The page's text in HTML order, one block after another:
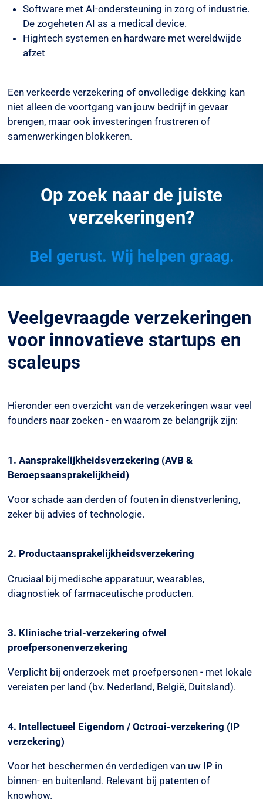
Software met AI-ondersteuning in zorg of industrie.
De zogeheten AI as a medical device.
Hightech systemen en hardware met wereldwijde
afzet
Een verkeerde verzekering of onvolledige dekking kan
niet alleen de voortgang van jouw bedrijf in gevaar
brengen, maar ook investeringen frustreren of
samenwerkingen blokkeren.
Op zoek naar de juiste
verzekeringen?
Bel gerust. Wij helpen graag.
Veelgevraagde verzekeringen
voor innovatieve startups en
scaleups
Hieronder een overzicht van de verzekeringen waar veel
founders naar zoeken - en waarom ze belangrijk zijn:
1. Aansprakelijkheidsverzekering (AVB &
Beroepsaansprakelijkheid)
Voor schade aan derden of fouten in dienstverlening,
zeker bij advies of technologie.
2. Productaansprakelijkheidsverzekering
Cruciaal bij medische apparatuur, wearables,
diagnostiek of farmaceutische producten.
3. Klinische trial-verzekering ofwel
proefpersonenverzekering
Verplicht bij onderzoek met proefpersonen - met lokale
vereisten per land (bv. Nederland, België, Duitsland).
4. Intellectueel Eigendom / Octrooi-verzekering (IP
verzekering)
Voor het beschermen én verdedigen van uw IP in
binnen- en buitenland. Relevant bij patenten of
knowhow.